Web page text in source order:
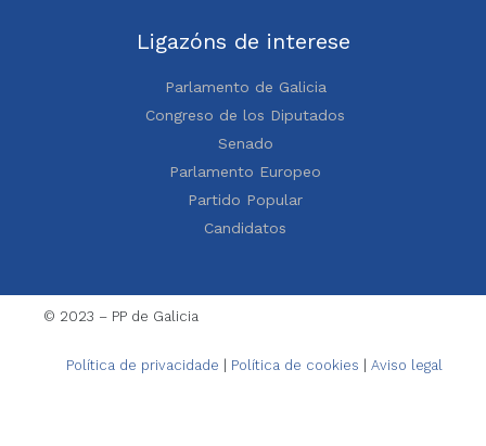
Ligazóns de interese
Parlamento de Galicia
Congreso de los Diputados
Senado
Parlamento Europeo
Partido Popular
Candidatos
© 2023 – PP de Galicia
Política de privacidade Política de cookies Aviso legal